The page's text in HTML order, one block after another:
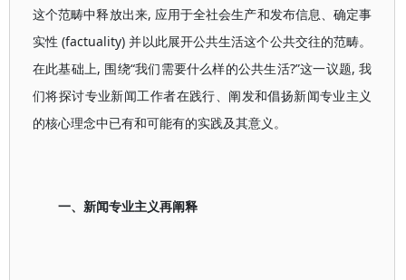
这个范畴中释放出来, 应用于全社会生产和发布信息、确定事
实性 (factuality) 并以此展开公共生活这个公共交往的范畴。
在此基础上, 围绕“我们需要什么样的公共生活?”这一议题, 我
们将探讨专业新闻工作者在践行、阐发和倡扬新闻专业主义
的核心理念中已有和可能有的实践及其意义。
一、新闻专业主义再阐释